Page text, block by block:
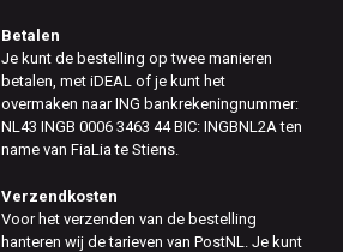
Betalen
Je kunt de bestelling op twee manieren
betalen, met iDEAL of je kunt het
overmaken naar ING bankrekeningnummer:
NL43 INGB 0006 3463 44 BIC: INGBNL2A ten
name van FiaLia te Stiens.
Verzendkosten
Voor het verzenden van de bestelling
hanteren wij de tarieven van PostNL. Je kunt